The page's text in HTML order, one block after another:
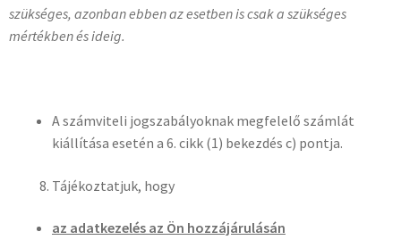
szükséges, azonban ebben az esetben is csak a szükséges
mértékben és ideig.
A számviteli jogszabályoknak megfelelő számlát
kiállítása esetén a 6. cikk (1) bekezdés c) pontja.
Tájékoztatjuk, hogy
az adatkezelés az Ön hozzájárulásán